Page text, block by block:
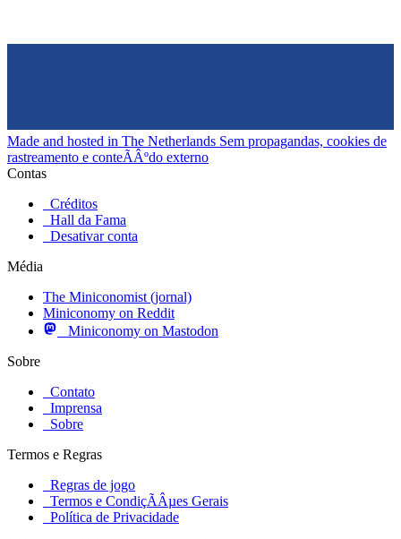
Made and hosted in The Netherlands Sem propagandas, cookies de
rastreamento e conteÃÂºdo externo
Contas
Créditos
Hall da Fama
Desativar conta
Média
The Miniconomist (jornal)
Miniconomy on Reddit
Miniconomy on Mastodon
Sobre
Contato
Imprensa
Sobre
Termos e Regras
Regras de jogo
Termos e CondiçÃÂµes Gerais
Política de Privacidade